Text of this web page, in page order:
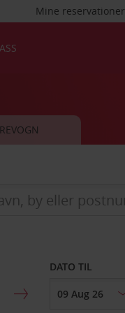
Mine reservationer
DATO TIL